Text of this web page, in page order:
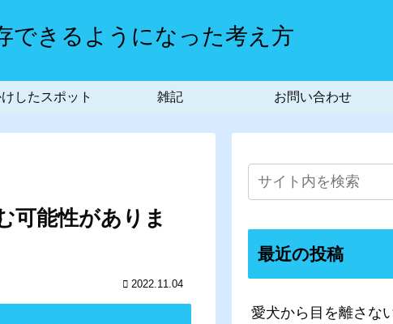
できるようになった考え方
したスポット 雑記 お問い合わせ
可能性がありま
2022.11.04
最近の投稿
愛犬から目を離さな